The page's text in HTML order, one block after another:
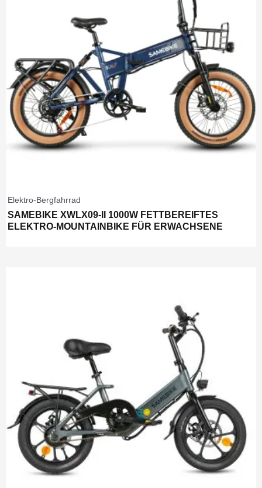
Elektro-Bergfahrrad
SAMEBIKE XWLX09-II 1000W FETTBEREIFTES
ELEKTRO-MOUNTAINBIKE FÜR ERWACHSENE